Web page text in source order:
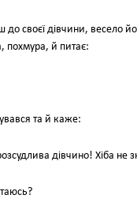
до своєї дівчини, весело
похмура, й питає:
та й каже:
дівчино! Хіба не